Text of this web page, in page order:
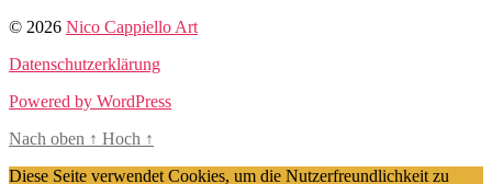
© 2026 Nico Cappiello Art
Datenschutzerklärung
Powered by WordPress
Nach oben ↑ Hoch ↑
Diese Seite verwendet Cookies, um die Nutzerfreundlichkeit zu